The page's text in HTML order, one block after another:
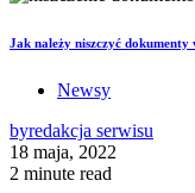
Jak należy niszczyć dokumenty
Newsy
byredakcja serwisu
18 maja, 2022
2 minute read